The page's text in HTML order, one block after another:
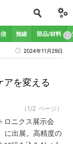
無線 部品/材料
2024年11月29日
アを変える
（1/2 ページ）
ロニクス展示会
に出展。高精度の